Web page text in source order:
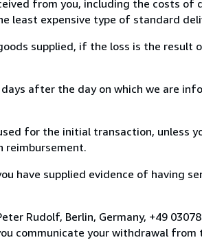
from you, including the costs of
least expensive type of standard
supplied, if the loss is the result
after the day on which we are
for the initial transaction, unless
reimbursement.
have supplied evidence of having
Rudolf, Berlin, Germany, +49
communicate your withdrawal